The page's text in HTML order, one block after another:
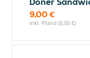
9,00 €
inkl. Pfand (0,00 €)